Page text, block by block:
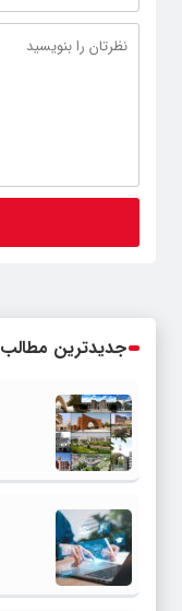
جدیدترین مطالب